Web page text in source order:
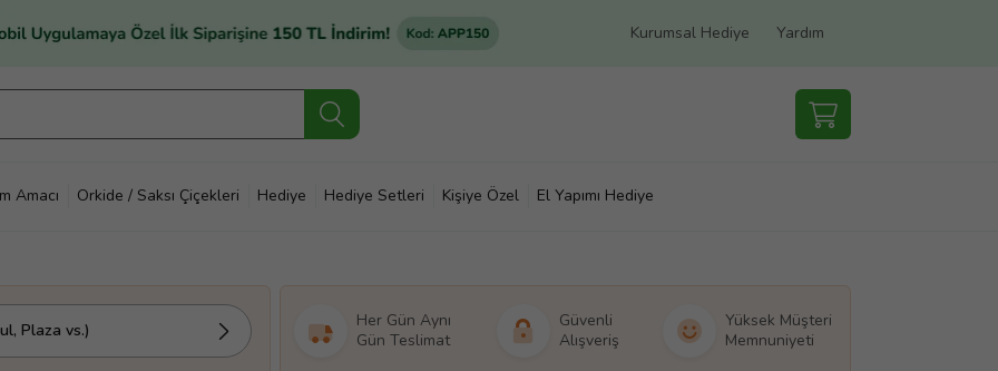
Kurumsal Hediye Yardım
Amacı Orkide / Saksı Çiçekleri Hediye Hediye Setleri Kişiye Özel El Yapımı Hediye
Plaza vs.)
Her Gün Aynı
Gün Teslimat
Güvenli
Alışveriş
Yüksek Müşteri
Memnuniyeti